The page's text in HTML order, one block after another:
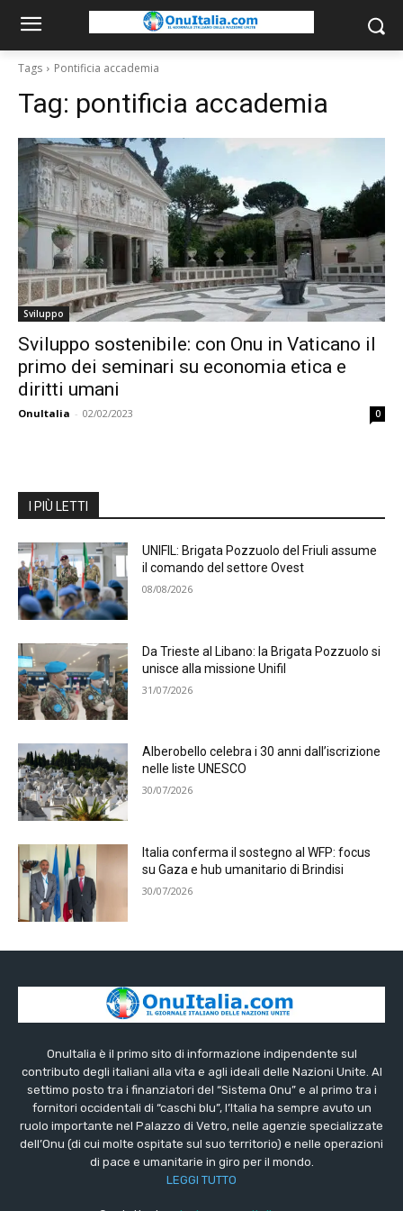
Tags Pontificia accademia
Tag: pontificia accademia
Sviluppo
Sviluppo sostenibile: con Onu in Vaticano il
primo dei seminari su economia etica e
diritti umani
OnuItalia - 02/02/2023 0
I PIÙ LETTI
UNIFIL: Brigata Pozzuolo del Friuli assume
il comando del settore Ovest
08/08/2026
Da Trieste al Libano: la Brigata Pozzuolo si
unisce alla missione Unifil
31/07/2026
Alberobello celebra i 30 anni dall’iscrizione
nelle liste UNESCO
30/07/2026
Italia conferma il sostegno al WFP: focus
su Gaza e hub umanitario di Brindisi
30/07/2026
OnuItalia è il primo sito di informazione indipendente sul
contributo degli italiani alla vita e agli ideali delle Nazioni Unite. Al
settimo posto tra i finanziatori del “Sistema Onu” e al primo tra i
fornitori occidentali di “caschi blu”, l’Italia ha sempre avuto un
ruolo importante nel Palazzo di Vetro, nelle agenzie specializzate
dell’Onu (di cui molte ospitate sul suo territorio) e nelle operazioni
di pace e umanitarie in giro per il mondo.
LEGGI TUTTO